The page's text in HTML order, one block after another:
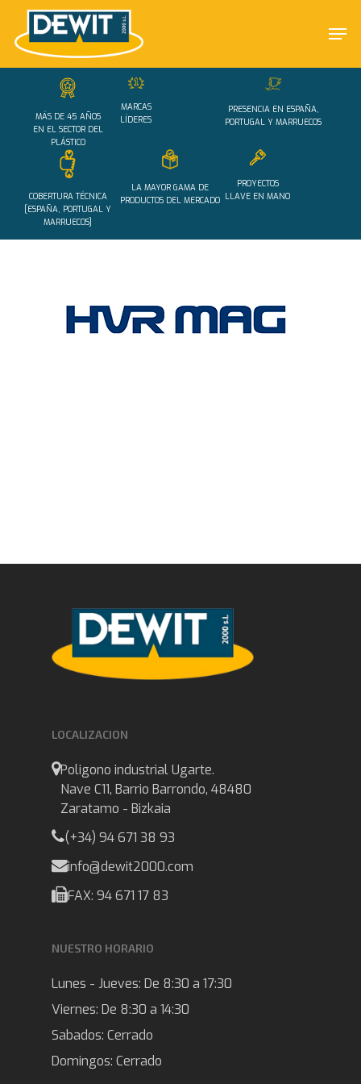
main
content
MÁS DE 45 AÑOS
EN EL SECTOR DEL
PLÁSTICO
MARCAS
LÍDERES
PRESENCIA EN ESPAÑA,
PORTUGAL Y MARRUECOS
COBERTURA TÉCNICA
[ESPAÑA, PORTUGAL Y
MARRUECOS]
LA MAYOR GAMA DE
PRODUCTOS DEL MERCADO
PROYECTOS
LLAVE EN MANO
LOCALIZACION
Poligono industrial Ugarte.
Nave C11, Barrio Barrondo, 48480
Zaratamo - Bizkaia
(+34) 94 671 38 93
info@dewit2000.com
FAX: 94 671 17 83
NUESTRO HORARIO
Lunes - Jueves: De 8:30 a 17:30
Viernes: De 8:30 a 14:30
Sabados: Cerrado
Domingos: Cerrado
Menu